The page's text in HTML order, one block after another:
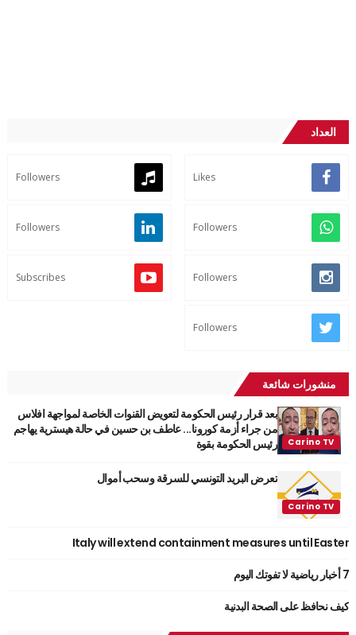
العداد
Likes
Followers
Followers
Followers
Followers
Subscribes
Followers
منشورات شائعة
بعد قرار رئيس الحكومة لتعويض القنوات الخاصة لمواجهة افلاس
من جراء أزمة كورونا... عاطف بن حسين في حالة هيسترية يهاجم
رئيس الحكومة بقوة
تعرض البريد التونسي للسرقة وسحب أموال
Italy will extend containment measures until Easter
7 أخبار رياضية لا تفوتك اليوم
كيف نحافظ على الصحة البدنية